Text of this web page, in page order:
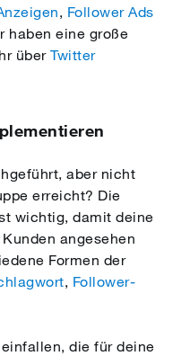
, Follower Ads
haben eine große
über Twitter
aber nicht
erreicht? Die
wichtig, damit deine
angesehen
Formen der
, Follower-
die für deine